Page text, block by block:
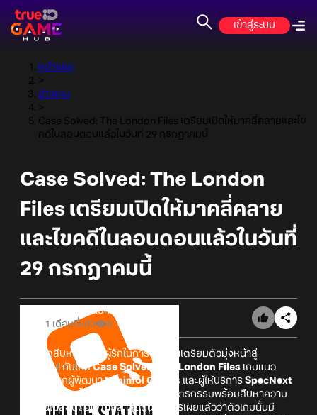
เข้าสู่ระบบ
หน้าแรก
>
ข่าวเกม
>
Case Solved: The London Files เตรียมเปิดให้มาคลี่คลายและไข
คดีในลอนดอนแล้วในวันที่ 29 กรกฏาคมนี้
Case Solved: The London
Files เตรียมเปิดให้มาคลี่คลาย
และไขคดีในลอนดอนแล้วในวันที่
29 กรกฏาคมนี้
Online Station
1 เดือนที่แล้ว
8
เหล่านักสืบหรือเหล่าผู้รักในการสืบสวนเตรียมตัวมุ่งหน้าสู่
ลอนดอน! กับเกมCase Solved: The London Files เกมแนว
สืบสวนจากผู้พัฒนาMinimol Games และผู้ให้บริการ SpecNext
ที่จะพาเราโบยบินไปคลี่คลายคดีฆาตรกรรมพร้อมสืบหาความ
จริงกันในลอนดอน! โดยล่าสุดนั้นก็มีการเผยแล้วว่าตัวเกมนั้นมี